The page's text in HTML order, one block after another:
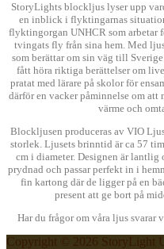
StoryLights blockljus lyser upp
en inblick i flyktingarnas
flyktingorgan UNHCR som arbetar
tvingats fly från sina hem. Med
som berättar om sin väg till
fått höra riktiga berättelser om
pratat med lärare på skolor för
därför en vacker påminnelse om att
värme och
Blockljusen produceras av VIO
storlek. Ljusets brinntid är ca 57
cm i diameter. Designen är
prydnad och passar perfekt in i
fin kartong där de ligger på en
present att ge bort på
Har du frågor om våra ljus svarar
Copyright © 2026 StoryLight